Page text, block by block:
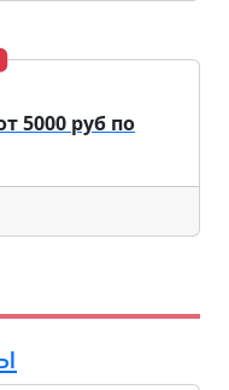
5000 руб по